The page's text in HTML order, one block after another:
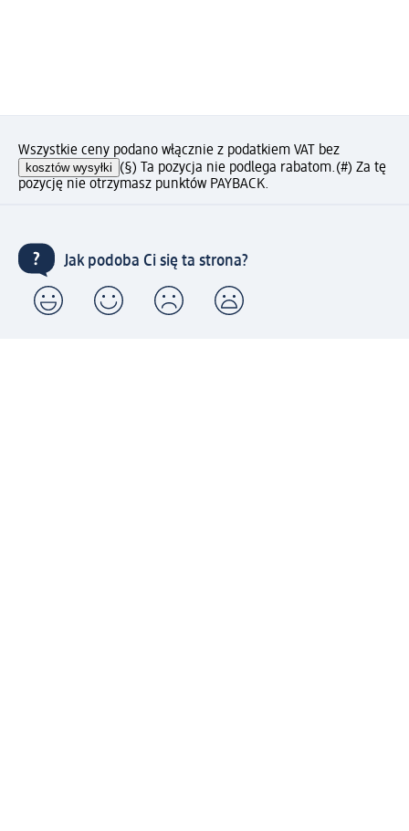
Wszystkie ceny podano włącznie z podatkiem VAT bez
kosztów wysyłki (§) Ta pozycja nie podlega rabatom.(#) Za tę
pozycję nie otrzymasz punktów PAYBACK.
Jak podoba Ci się ta strona?